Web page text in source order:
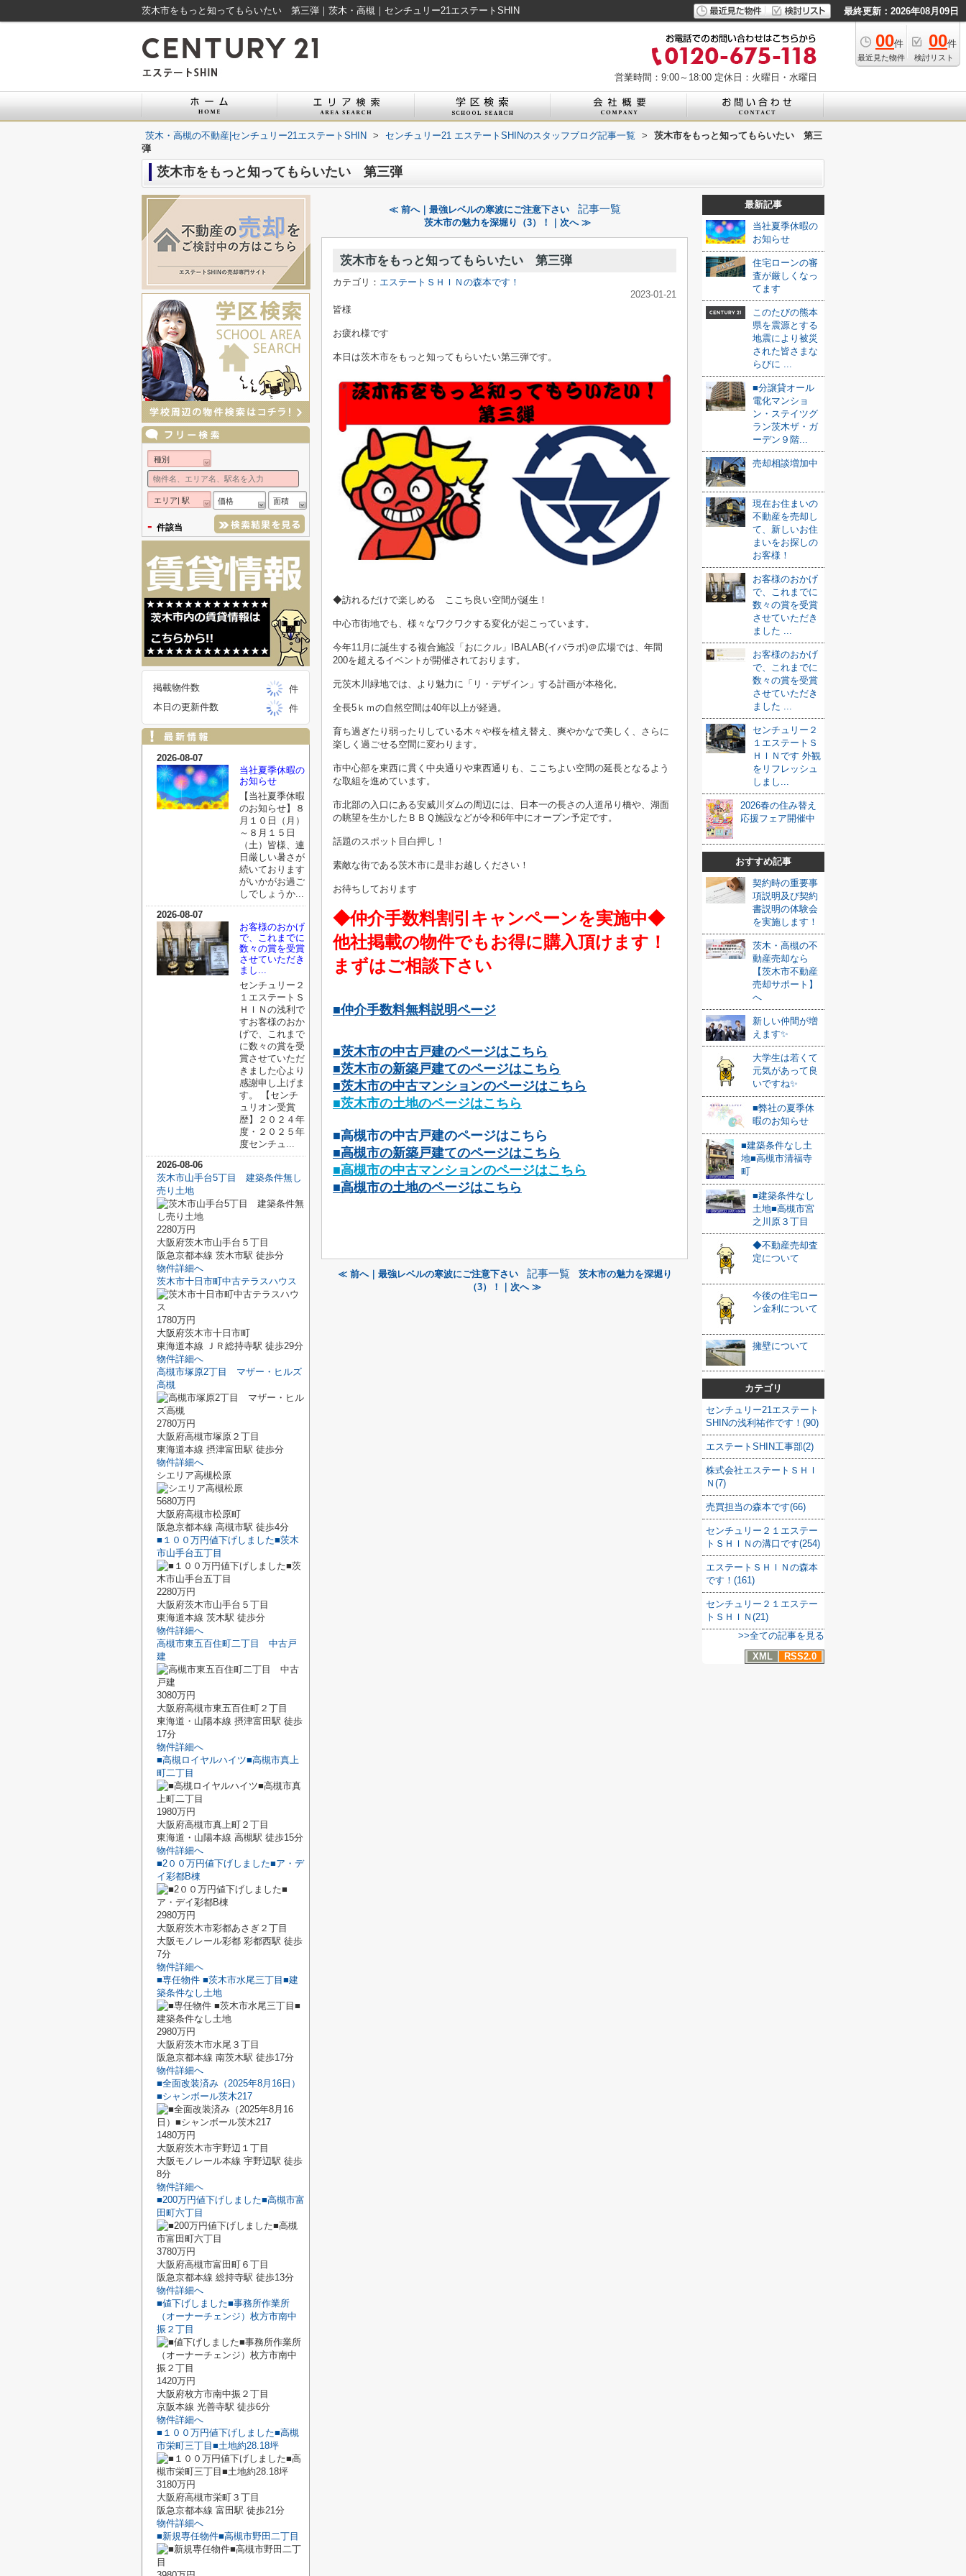
茨木市をもっと知ってもらいたい 第三弾｜茨木・高槻｜センチュリー21エステートSHIN 最終更新：2026年08月09日
00件
最近見た物件
00件
検討リスト
営業時間：9:00～18:00 定休日：火曜日・水曜日
茨木・高槻の不動産|センチュリー21エステートSHIN > センチュリー21 エステートSHINのスタッフブログ記事一覧 >
茨木市をもっと知ってもらいたい 第三
弾
茨木市をもっと知ってもらいたい 第三弾
≪ 前へ｜最強レベルの寒波にご注意下さい 記事一覧
茨木市の魅力を深堀り（3）！｜次へ ≫
茨木市をもっと知ってもらいたい 第三弾
カテゴリ： エステートＳＨＩＮの森本です！
2023-01-21
皆様
お疲れ様です
本日は茨木市をもっと知ってもらいたい第三弾です。
◆訪れるだけで楽しめる ここち良い空間が誕生！
中心市街地でも、様々なワクワクする変化が起こっています。
今年11月に誕生する複合施設「おにクル」IBALAB(イバラボ)＠広場では、年間
200を超えるイベントが開催されております。
元茨木川緑地では、より魅力に「リ・デザイン」する計画が本格化。
全長5ｋｍの自然空間は40年以上が経過。
育ち過ぎたり弱ったりしている木々や桜を植え替え、爽やかなで美しく、さらに
楽しく過ごせる空間に変わります。
市中心部を東西に貫く中央通りや東西通りも、ここちよい空間の延長となるよう
な取組を進めています。
市北部の入口にある安威川ダムの周辺には、日本一の長さの人道吊り橋や、湖面
の眺望を生かしたＢＢＱ施設などが令和6年中にオープン予定です。
話題のスポット目白押し！
素敵な街である茨木市に是非お越しください！
お待ちしております
◆仲介手数料割引キャンペーンを実施中◆
他社掲載の物件でもお得に購入頂けます！
まずはご相談下さい
■仲介手数料無料説明ページ
■茨木市の中古戸建のページはこちら
■茨木市の新築戸建てのページはこちら
■茨木市の中古マンションのページはこちら
■茨木市の土地のページはこちら
■高槻市の中古戸建のページはこちら
■高槻市の新築戸建てのページはこちら
■高槻市の中古マンションのページはこちら
■高槻市の土地のページはこちら
≪ 前へ｜最強レベルの寒波にご注意下さい 記事一覧
茨木市の魅力を深堀り
（3）！｜次へ ≫
最新記事
当社夏季休暇の
お知らせ
住宅ローンの審
査が厳しくなっ
てます
このたびの熊本
県を震源とする
地震により被災
された皆さまな
らびに ...
■分譲貸オール
電化マンショ
ン・ステイツグ
ラン茨木ザ・ガ
ーデン９階...
売却相談増加中
現在お住まいの
不動産を売却し
て、新しいお住
まいをお探しの
お客様！
お客様のおかげ
で、これまでに
数々の賞を受賞
させていただき
ました ...
お客様のおかげ
で、これまでに
数々の賞を受賞
させていただき
ました ...
センチュリー２
１エステートＳ
ＨＩＮです 外観
をリフレッシュ
しまし...
2026春の住み替え
応援フェア開催中
おすすめ記事
契約時の重要事
項説明及び契約
書説明の体験会
を実施します！
茨木・高槻の不
動産売却なら
【茨木市不動産
売却サポート】
へ
新しい仲間が増
えます✨
大学生は若くて
元気があって良
いですね✨
■弊社の夏季休
暇のお知らせ
■建築条件なし土
地■高槻市清福寺
町
■建築条件なし
土地■高槻市宮
之川原３丁目
◆不動産売却査
定について
今後の住宅ロー
ン金利について
擁壁について
カテゴリ
センチュリー21エステート
SHINの浅利祐作です！(90)
エステートSHIN工事部(2)
株式会社エステートＳＨＩ
Ｎ(7)
売買担当の森本です(66)
センチュリー２１エステー
トＳＨＩＮの溝口です(254)
エステートＳＨＩＮの森本
です！(161)
センチュリー２１エステー
トＳＨＩＮ(21)
>>全ての記事を見る
XML
RSS2.0
種別
エリア| 駅 価格 面積
- 件該当
掲載物件数
件
本日の更新件数
件
2026-08-07
当社夏季休暇の
お知らせ
【当社夏季休暇
のお知らせ】８
月１０日（月）
～８月１５日
（土）皆様、連
日厳しい暑さが
続いております
がいかがお過ご
しでしょうか...
2026-08-07
お客様のおかげ
で、これまでに
数々の賞を受賞
させていただき
まし...
センチュリー２
１エステートＳ
ＨＩＮの浅利で
すお客様のおか
げで、これまで
に数々の賞を受
賞させていただ
きました心より
感謝申し上げま
す。 【センチ
ュリオン受賞
歴】２０２４年
度・２０２５年
度センチュ...
2026-08-06
茨木市山手台5丁目 建築条件無し
売り土地
2280万円
大阪府茨木市山手台５丁目
阪急京都本線 茨木市駅 徒歩分
物件詳細へ
茨木市十日市町中古テラスハウス
1780万円
大阪府茨木市十日市町
東海道本線 ＪＲ総持寺駅 徒歩29分
物件詳細へ
高槻市塚原2丁目 マザー・ヒルズ
高槻
2780万円
大阪府高槻市塚原２丁目
東海道本線 摂津富田駅 徒歩分
物件詳細へ
シエリア高槻松原
5680万円
大阪府高槻市松原町
阪急京都本線 高槻市駅 徒歩4分
■１００万円値下げしました■茨木
市山手台五丁目
2280万円
大阪府茨木市山手台５丁目
東海道本線 茨木駅 徒歩分
物件詳細へ
高槻市東五百住町二丁目 中古戸
建
3080万円
大阪府高槻市東五百住町２丁目
東海道・山陽本線 摂津富田駅 徒歩
17分
物件詳細へ
■高槻ロイヤルハイツ■高槻市真上
町二丁目
1980万円
大阪府高槻市真上町２丁目
東海道・山陽本線 高槻駅 徒歩15分
物件詳細へ
■2００万円値下げしました■ア・デ
イ彩都B棟
2980万円
大阪府茨木市彩都あさぎ２丁目
大阪モノレール彩都 彩都西駅 徒歩
7分
物件詳細へ
■専任物件 ■茨木市水尾三丁目■建
築条件なし土地
2980万円
大阪府茨木市水尾３丁目
阪急京都本線 南茨木駅 徒歩17分
物件詳細へ
■全面改装済み（2025年8月16日）
■シャンボール茨木217
1480万円
大阪府茨木市宇野辺１丁目
大阪モノレール本線 宇野辺駅 徒歩
8分
物件詳細へ
■200万円値下げしました■高槻市富
田町六丁目
3780万円
大阪府高槻市富田町６丁目
阪急京都本線 総持寺駅 徒歩13分
物件詳細へ
■値下げしました■事務所作業所
（オーナーチェンジ）枚方市南中
振２丁目
1420万円
大阪府枚方市南中振２丁目
京阪本線 光善寺駅 徒歩6分
物件詳細へ
■１００万円値下げしました■高槻
市栄町三丁目■土地約28.18坪
3180万円
大阪府高槻市栄町３丁目
阪急京都本線 富田駅 徒歩21分
物件詳細へ
■新規専任物件■高槻市野田二丁目